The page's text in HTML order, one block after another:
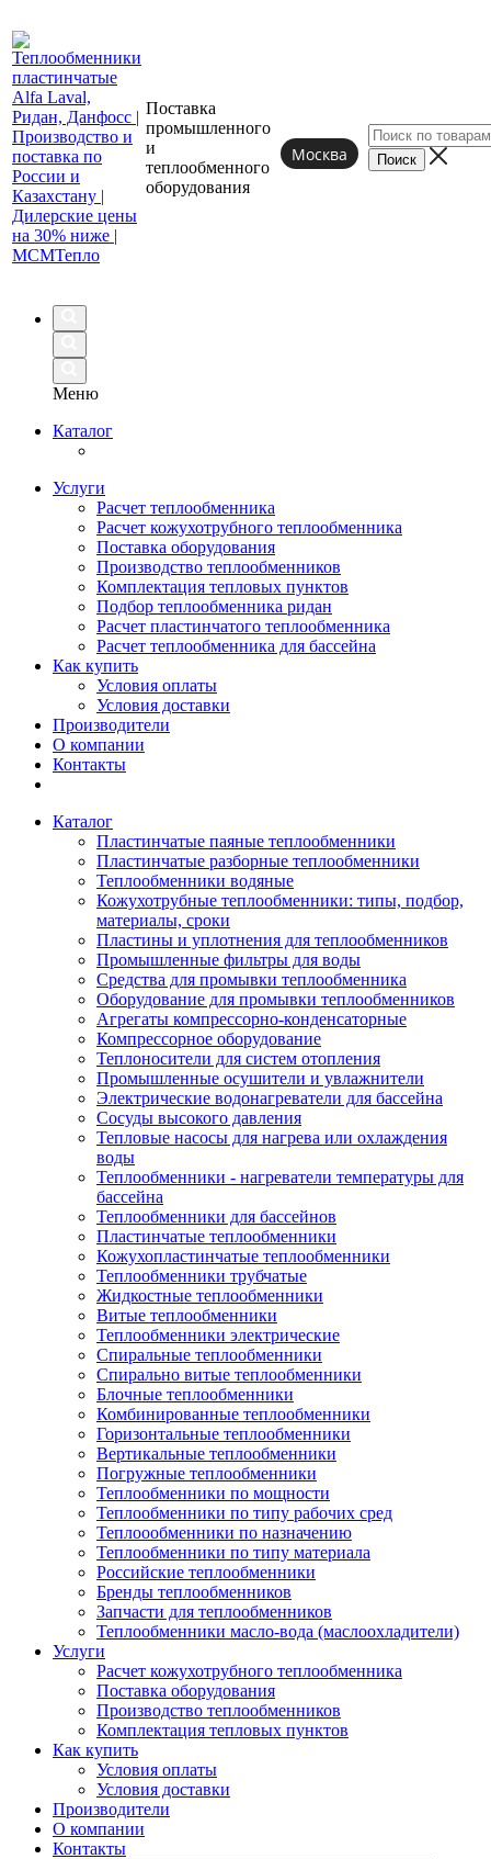
Поставка
промышленного
и
теплообменного
оборудования
Москва
Меню
Каталог
Услуги
Расчет теплообменника
Расчет кожухотрубного теплообменника
Поставка оборудования
Производство теплообменников
Комплектация тепловых пунктов
Подбор теплообменника ридан
Расчет пластинчатого теплообменника
Расчет теплообменника для бассейна
Как купить
Условия оплаты
Условия доставки
Производители
О компании
Контакты
Каталог
Пластинчатые паяные теплообменники
Пластинчатые разборные теплообменники
Теплообменники водяные
Кожухотрубные теплообменники: типы, подбор,
материалы, сроки
Пластины и уплотнения для теплообменников
Промышленные фильтры для воды
Средства для промывки теплообменника
Оборудование для промывки теплообменников
Агрегаты компрессорно-конденсаторные
Компрессорное оборудование
Теплоносители для систем отопления
Промышленные осушители и увлажнители
Электрические водонагреватели для бассейна
Сосуды высокого давления
Тепловые насосы для нагрева или охлаждения
воды
Теплообменники - нагреватели температуры для
бассейна
Теплообменники для бассейнов
Пластинчатые теплообменники
Кожухопластинчатые теплообменники
Теплообменники трубчатые
Жидкостные теплообменники
Витые теплообменники
Теплообменники электрические
Спиральные теплообменники
Спирально витые теплообменники
Блочные теплообменники
Комбинированные теплообменники
Горизонтальные теплообменники
Вертикальные теплообменники
Погружные теплообменники
Теплообменники по мощности
Теплообменники по типу рабочих сред
Теплоообменники по назначению
Теплообменники по типу материала
Российские теплообменники
Бренды теплообменников
Запчасти для теплообменников
Теплообменники масло-вода (маслоохладители)
Услуги
Расчет кожухотрубного теплообменника
Поставка оборудования
Производство теплообменников
Комплектация тепловых пунктов
Как купить
Условия оплаты
Условия доставки
Производители
О компании
Контакты